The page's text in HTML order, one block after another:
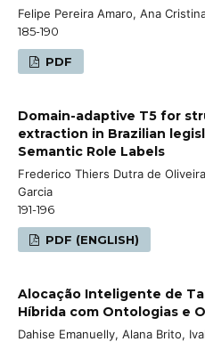
Felipe Pereira Amaro, Ana
185-190
PDF
Domain-adaptive T5 for
extraction in Brazilian
Semantic Role Labels
Frederico Thiers Dutra de
Garcia
191-196
PDF (ENGLISH)
Alocação Inteligente de
Híbrida com Ontologias e
Dahise Emanuelly, Alana Brito,